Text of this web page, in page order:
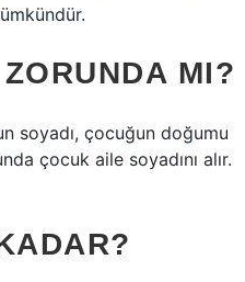
MI?
soyadı, çocuğun doğumu
çocuk aile soyadını alır.